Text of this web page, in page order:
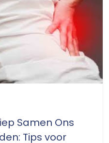
Samen Ons
Tips voor